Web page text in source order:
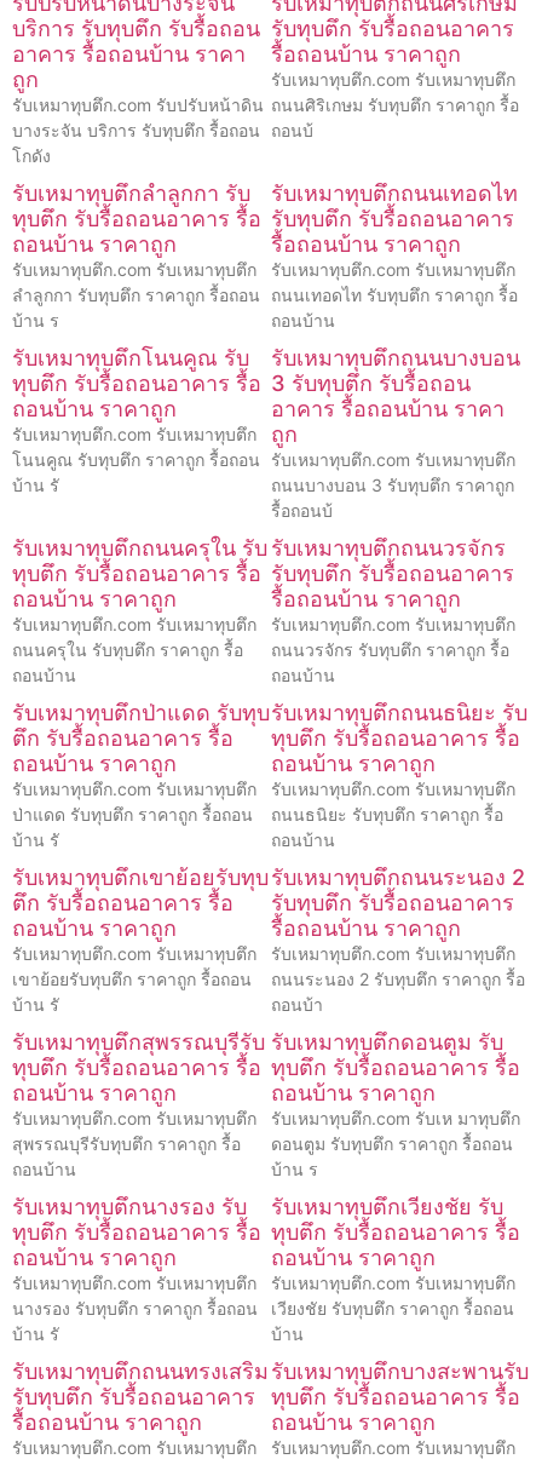
บริการ รับทุบตึก รับรื้อถอน
อาคาร รื้อถอนบ้าน ราคา
ถูก
รับเหมาทุบตึก.com รับปรับหน้าดิน
บางระจัน บริการ รับทุบตึก รื้อถอน
โกดัง
รับทุบตึก รับรื้อถอนอาคาร
รื้อถอนบ้าน ราคาถูก
รับเหมาทุบตึก.com รับเหมาทุบตึก
ถนนศิริเกษม รับทุบตึก ราคาถูก รื้อ
ถอนบ้
รับเหมาทุบตึกลำลูกกา รับ
ทุบตึก รับรื้อถอนอาคาร รื้อ
ถอนบ้าน ราคาถูก
รับเหมาทุบตึก.com รับเหมาทุบตึก
ลำลูกกา รับทุบตึก ราคาถูก รื้อถอน
บ้าน ร
รับเหมาทุบตึกถนนเทอดไท
รับทุบตึก รับรื้อถอนอาคาร
รื้อถอนบ้าน ราคาถูก
รับเหมาทุบตึก.com รับเหมาทุบตึก
ถนนเทอดไท รับทุบตึก ราคาถูก รื้อ
ถอนบ้าน
รับเหมาทุบตึกโนนคูณ รับ
ทุบตึก รับรื้อถอนอาคาร รื้อ
ถอนบ้าน ราคาถูก
รับเหมาทุบตึก.com รับเหมาทุบตึก
โนนคูณ รับทุบตึก ราคาถูก รื้อถอน
บ้าน รั
รับเหมาทุบตึกถนนบางบอน
3 รับทุบตึก รับรื้อถอน
อาคาร รื้อถอนบ้าน ราคา
ถูก
รับเหมาทุบตึก.com รับเหมาทุบตึก
ถนนบางบอน 3 รับทุบตึก ราคาถูก
รื้อถอนบ้
รับเหมาทุบตึกถนนครุใน รับ
ทุบตึก รับรื้อถอนอาคาร รื้อ
ถอนบ้าน ราคาถูก
รับเหมาทุบตึก.com รับเหมาทุบตึก
ถนนครุใน รับทุบตึก ราคาถูก รื้อ
ถอนบ้าน
รับเหมาทุบตึกถนนวรจักร
รับทุบตึก รับรื้อถอนอาคาร
รื้อถอนบ้าน ราคาถูก
รับเหมาทุบตึก.com รับเหมาทุบตึก
ถนนวรจักร รับทุบตึก ราคาถูก รื้อ
ถอนบ้าน
รับเหมาทุบตึกป่าแดด รับทุบ
ตึก รับรื้อถอนอาคาร รื้อ
ถอนบ้าน ราคาถูก
รับเหมาทุบตึก.com รับเหมาทุบตึก
ป่าแดด รับทุบตึก ราคาถูก รื้อถอน
บ้าน รั
รับเหมาทุบตึกถนนธนิยะ รับ
ทุบตึก รับรื้อถอนอาคาร รื้อ
ถอนบ้าน ราคาถูก
รับเหมาทุบตึก.com รับเหมาทุบตึก
ถนนธนิยะ รับทุบตึก ราคาถูก รื้อ
ถอนบ้าน
รับเหมาทุบตึกเขาย้อยรับทุบ
ตึก รับรื้อถอนอาคาร รื้อ
ถอนบ้าน ราคาถูก
รับเหมาทุบตึก.com รับเหมาทุบตึก
เขาย้อยรับทุบตึก ราคาถูก รื้อถอน
บ้าน รั
รับเหมาทุบตึกถนนระนอง 2
รับทุบตึก รับรื้อถอนอาคาร
รื้อถอนบ้าน ราคาถูก
รับเหมาทุบตึก.com รับเหมาทุบตึก
ถนนระนอง 2 รับทุบตึก ราคาถูก รื้อ
ถอนบ้า
รับเหมาทุบตึกสุพรรณบุรีรับ
ทุบตึก รับรื้อถอนอาคาร รื้อ
ถอนบ้าน ราคาถูก
รับเหมาทุบตึก.com รับเหมาทุบตึก
สุพรรณบุรีรับทุบตึก ราคาถูก รื้อ
ถอนบ้าน
รับเหมาทุบตึกดอนตูม รับ
ทุบตึก รับรื้อถอนอาคาร รื้อ
ถอนบ้าน ราคาถูก
รับเหมาทุบตึก.com รับเห มาทุบตึก
ดอนตูม รับทุบตึก ราคาถูก รื้อถอน
บ้าน ร
รับเหมาทุบตึกนางรอง รับ
ทุบตึก รับรื้อถอนอาคาร รื้อ
ถอนบ้าน ราคาถูก
รับเหมาทุบตึก.com รับเหมาทุบตึก
นางรอง รับทุบตึก ราคาถูก รื้อถอน
บ้าน รั
รับเหมาทุบตึกเวียงชัย รับ
ทุบตึก รับรื้อถอนอาคาร รื้อ
ถอนบ้าน ราคาถูก
รับเหมาทุบตึก.com รับเหมาทุบตึก
เวียงชัย รับทุบตึก ราคาถูก รื้อถอน
บ้าน
รับเหมาทุบตึกถนนทรงเสริม
รับทุบตึก รับรื้อถอนอาคาร
รื้อถอนบ้าน ราคาถูก
รับเหมาทุบตึก.com รับเหมาทุบตึก
รับเหมาทุบตึกบางสะพานรับ
ทุบตึก รับรื้อถอนอาคาร รื้อ
ถอนบ้าน ราคาถูก
รับเหมาทุบตึก.com รับเหมาทุบตึก